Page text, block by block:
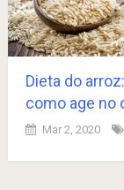
Dieta do
como age no
Mar 2, 2020